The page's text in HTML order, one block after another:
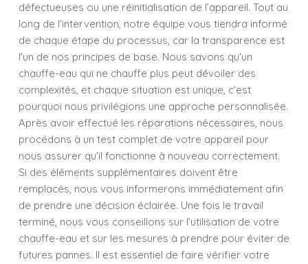
défectueuses ou une réinitialisation de l’appareil. Tout au
long de l'intervention, notre équipe vous tiendra informé
de chaque étape du processus, car la transparence est
l'un de nos principes de base. Nous savons qu'un
chauffe-eau qui ne chauffe plus peut dévoiler des
complexités, et chaque situation est unique, c'est
pourquoi nous privilégions une approche personnalisée.
Après avoir effectué les réparations nécessaires, nous
procédons à un test complet de votre appareil pour
nous assurer qu'il fonctionne à nouveau correctement.
Si des éléments supplémentaires doivent être
remplacés, nous vous informerons immédiatement afin
de prendre une décision éclairée. Une fois le travail
terminé, nous vous conseillons sur l’utilisation de votre
chauffe-eau et sur les mesures à prendre pour éviter de
futures pannes. Il est essentiel de faire vérifier votre